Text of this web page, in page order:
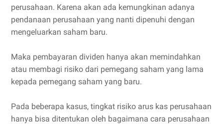
perusahaan. Karena akan ada kemungkinan adanya
pendanaan perusahaan yang nanti dipenuhi dengan
mengeluarkan saham baru.
Maka pembayaran dividen hanya akan memindahkan
atau membagi risiko dari pemegang saham yang lama
kepada pemegang saham yang baru.
Pada beberapa kasus, tingkat risiko arus kas perusahaan
hanya bisa ditentukan oleh bagaimana cara perusahaan